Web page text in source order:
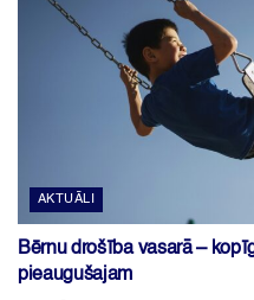
AKTUĀLI
Bērnu drošība vasarā –
pieaugušajam